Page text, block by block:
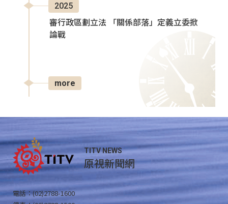
2025
審行政區劃立法 「關係部落」定義立委掀
論戰
more
TITV NEWS
原視新聞網
電話：(02)2788-1600